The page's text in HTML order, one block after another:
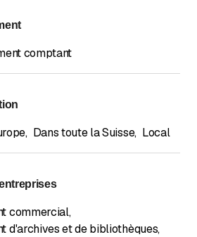
comptant
, Dans toute la Suisse, Local
commercial,
d'archives et de bibliothèques,